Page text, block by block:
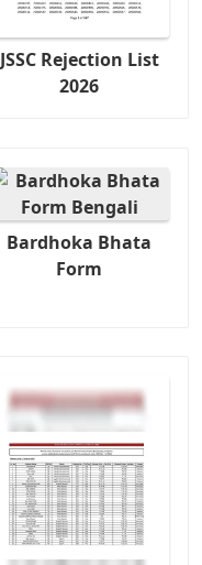
JSSC Rejection List
2026
Bardhoka Bhata
Form